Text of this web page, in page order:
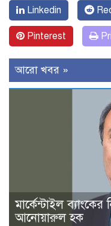
Linkedin
Pinterest
আরো খবর »
মার্কেন্টাইল ব্যাংকের
আনোয়ারুল হক